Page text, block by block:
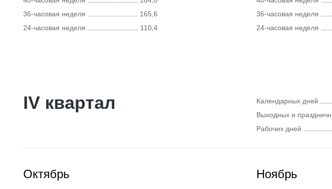
36-часовая неделя
165,6
24-часовая неделя
110,4
36-часовая неделя
24-часовая неделя
IV квартал Календарных дней
Выходных и
Рабочих дней
Октябрь Ноябрь